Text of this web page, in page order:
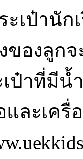
ะเป๋านั
ของลูก
เป๋าที่มี
ละเครื่